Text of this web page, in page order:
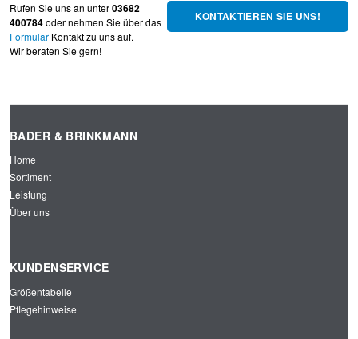
KONTAKTIEREN SIE UNS!
Rufen Sie uns an unter03682
400784oder nehmen Sie über das
Formular Kontakt zu uns auf.
Wir beraten Sie gern!
BADER & BRINKMANN
Home
Sortiment
Leistung
Über uns
KUNDENSERVICE
Größentabelle
Pflegehinweise